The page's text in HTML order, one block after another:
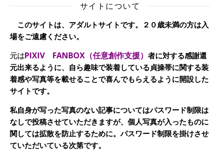
サイトについて
このサイトは、アダルトサイトです。２０歳未満の方は入
場をご遠慮ください。
元はPIXIV FANBOX（任意創作支援） 者に対する感謝還
元出来るように、自ら趣味で装着している貞操帯に関する装
着感や写真等を載せることで喜んでもらえるように開設した
サイトです。
私自身が写った写真のない記事についてはパスワード制限は
なしで投稿させていただきますが、個人写真が入ったものに
関しては拡散を防止するために。パスワード制限を掛けさせ
ていただいている次第です。